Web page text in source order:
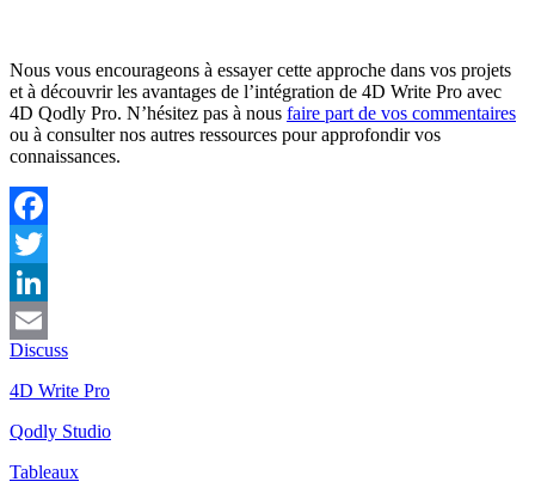
Nous vous encourageons à essayer cette approche dans vos projets
et à découvrir les avantages de l’intégration de 4D Write Pro avec
4D Qodly Pro. N’hésitez pas à nous faire part de vos commentaires
ou à consulter nos autres ressources pour approfondir vos
connaissances.
Facebook
Twitter
LinkedIn
Email
Discuss
4D Write Pro
Qodly Studio
Tableaux